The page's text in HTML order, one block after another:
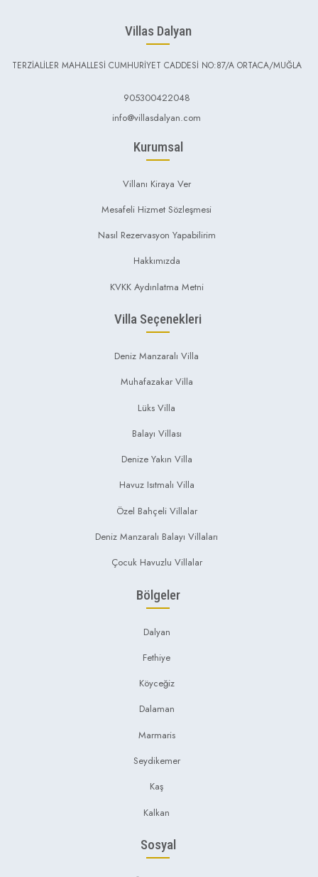
Villas Dalyan
TERZİALİLER MAHALLESİ CUMHURİYET CADDESİ NO:87/A ORTACA/MUĞLA
905300422048
info@villasdalyan.com
Kurumsal
Villanı Kiraya Ver
Mesafeli Hizmet Sözleşmesi
Nasıl Rezervasyon Yapabilirim
Hakkımızda
KVKK Aydınlatma Metni
Villa Seçenekleri
Deniz Manzaralı Villa
Muhafazakar Villa
Lüks Villa
Balayı Villası
Denize Yakın Villa
Havuz Isıtmalı Villa
Özel Bahçeli Villalar
Deniz Manzaralı Balayı Villaları
Çocuk Havuzlu Villalar
Bölgeler
Dalyan
Fethiye
Köyceğiz
Dalaman
Marmaris
Seydikemer
Kaş
Kalkan
Sosyal